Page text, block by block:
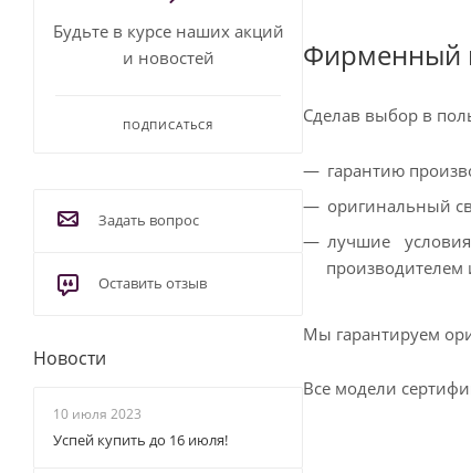
Фирменный
Сделав выбор в
гарантию
оригинальный
лучшие
производителем
Мы гарантируем
Все модели
Будьте в курсе наших акций
и новостей
ПОДПИСАТЬСЯ
Задать вопрос
Оставить отзыв
Новости
10 июля 2023
Успей купить до 16 июля!